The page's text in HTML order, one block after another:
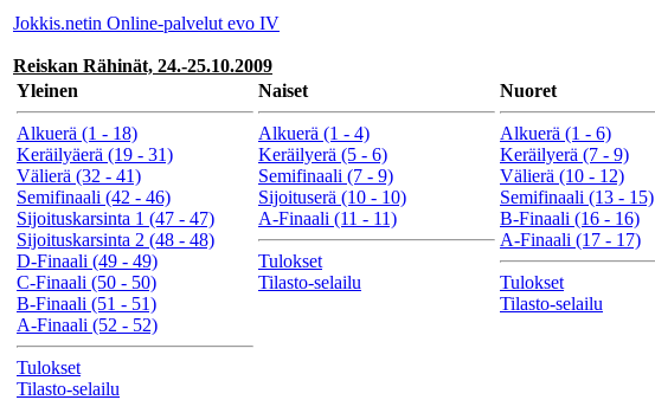
Jokkis.netin Online-palvelut evo IV
Reiskan Rähinät, 24.-25.10.2009
Yleinen
Alkuerä (1 - 18)
Keräilyäerä (19 - 31)
Välierä (32 - 41)
Semifinaali (42 - 46)
Sijoituskarsinta 1 (47 - 47)
Sijoituskarsinta 2 (48 - 48)
D-Finaali (49 - 49)
C-Finaali (50 - 50)
B-Finaali (51 - 51)
A-Finaali (52 - 52)
Tulokset
Tilasto-selailu
Naiset
Alkuerä (1 - 4)
Keräilyerä (5 - 6)
Semifinaali (7 - 9)
Sijoituserä (10 - 10)
A-Finaali (11 - 11)
Tulokset
Tilasto-selailu
Nuoret
Alkuerä (1 - 6)
Keräilyerä (7 - 9)
Välierä (10 - 12)
Semifinaali (13 - 15)
B-Finaali (16 - 16)
A-Finaali (17 - 17)
Tulokset
Tilasto-selailu